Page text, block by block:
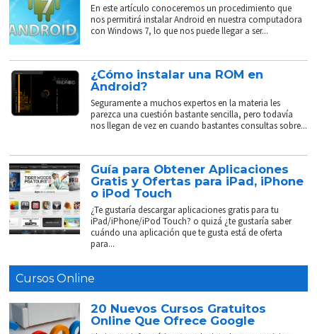
En este artículo conoceremos un procedimiento que
nos permitirá instalar Android en nuestra computadora
con Windows 7, lo que nos puede llegar a ser...
¿Cómo instalar una ROM en
Android?
Seguramente a muchos expertos en la materia les
parezca una cuestión bastante sencilla, pero todavía
nos llegan de vez en cuando bastantes consultas sobre...
Guía para Obtener Aplicaciones
Gratis y Ofertas para iPad, iPhone
o iPod Touch
¿Te gustaría descargar aplicaciones gratis para tu
iPad/iPhone/iPod Touch? o quizá ¿te gustaría saber
cuándo una aplicación que te gusta está de oferta
para...
Cursos Online
20 Nuevos Cursos Gratuitos
Online Que Ofrece Google